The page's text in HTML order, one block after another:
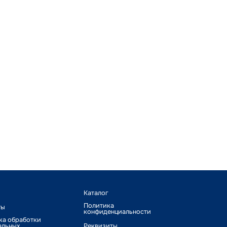
обработки
Каталог
Политика
конфиденциальности